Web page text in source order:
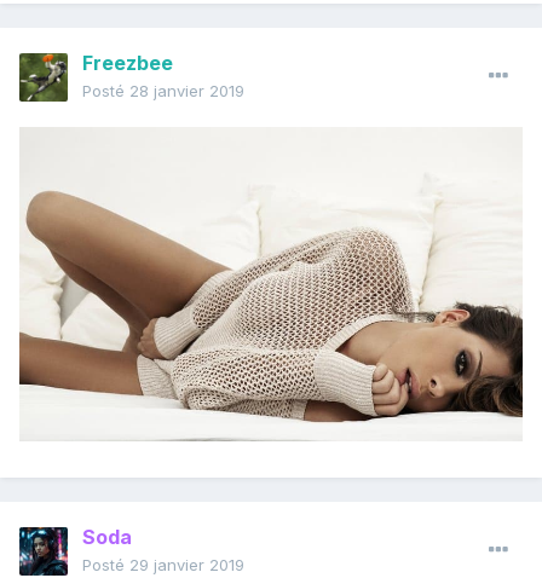
Freezbee
Posté 28 janvier 2019
Soda
Posté 29 janvier 2019